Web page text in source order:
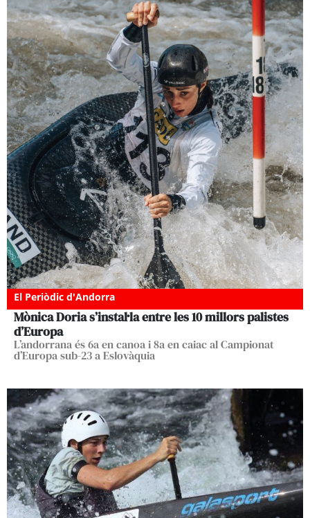
El Periòdic d'Andorra
Mònica Doria s’instal·la entre les 10 millors palistes
d’Europa
L’andorrana és 6a en canoa i 8a en caiac al Campionat
d’Europa sub-23 a Eslovàquia